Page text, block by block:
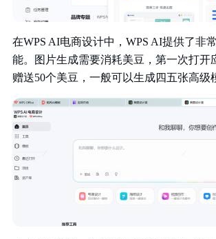
在WPS AI电商设计中，WPS AI提供了非
能。图片生成需要消耗美豆，第一次打开
赠送50个美豆，一般可以生成四五张高级